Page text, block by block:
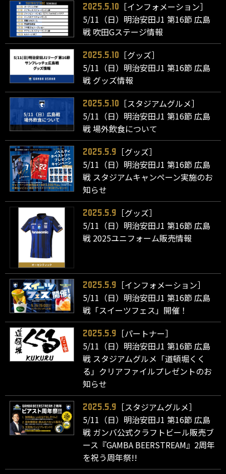
2025.5.10
［インフォメーション］
5/11（日）明治安田J1 第16節 広島
戦 吹田Gステージ情報
2025.5.10
［グッズ］
5/11（日）明治安田J1 第16節 広島
戦 グッズ情報
2025.5.10
［スタジアムグルメ］
5/11（日）明治安田J1 第16節 広島
戦 場外飲食について
2025.5.9
［グッズ］
5/11（日）明治安田J1 第16節 広島
戦 スタジアムキャンペーン実施のお
知らせ
2025.5.9
［グッズ］
5/11（日）明治安田J1 第16節 広島
戦 2025ユニフォーム販売情報
2025.5.9
［インフォメーション］
5/11（日）明治安田J1 第16節 広島
戦「スイーツフェス」開催！
2025.5.9
［パートナー］
5/11（日）明治安田J1 第16節 広島
戦 スタジアムグルメ「道頓堀くく
る」クリアファイルプレゼントのお
知らせ
2025.5.9
［スタジアムグルメ］
5/11（日）明治安田J1 第16節 広島
戦 ガンバ公式クラフトビール販売ブ
ース『GAMBA BEERSTREAM』2周年
を祝う周年祭!!